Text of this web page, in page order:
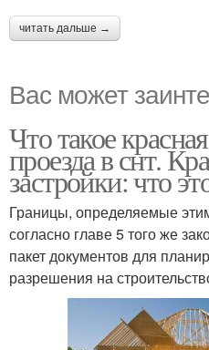
читать дальше →
Вас может
Что такое
проезда в снт.
застройки: что
Границы, определяемые
согласно главе 5 того же
пакет документов для
разрешения на